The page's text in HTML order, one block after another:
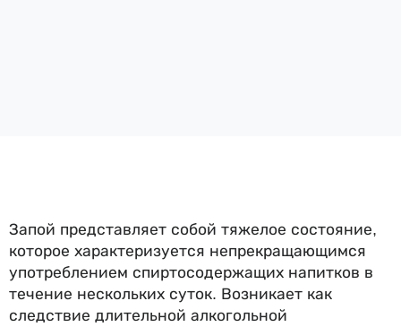
Запой представляет собой тяжелое состояние,
которое характеризуется непрекращающимся
употреблением спиртосодержащих напитков в
течение нескольких суток. Возникает как
следствие длительной алкогольной